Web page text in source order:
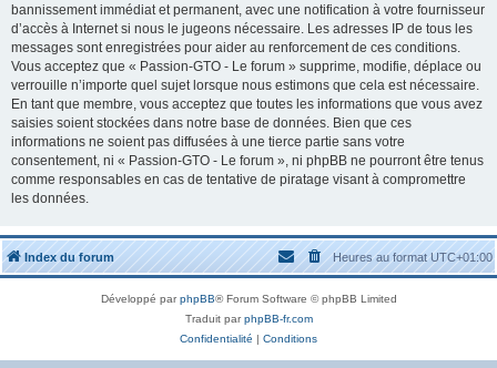
bannissement immédiat et permanent, avec une notification à votre fournisseur
d’accès à Internet si nous le jugeons nécessaire. Les adresses IP de tous les
messages sont enregistrées pour aider au renforcement de ces conditions.
Vous acceptez que « Passion-GTO - Le forum » supprime, modifie, déplace ou
verrouille n’importe quel sujet lorsque nous estimons que cela est nécessaire.
En tant que membre, vous acceptez que toutes les informations que vous avez
saisies soient stockées dans notre base de données. Bien que ces
informations ne soient pas diffusées à une tierce partie sans votre
consentement, ni « Passion-GTO - Le forum », ni phpBB ne pourront être tenus
comme responsables en cas de tentative de piratage visant à compromettre
les données.
Index du forum Heures au formatUTC+01:00
Développé parphpBB® Forum Software © phpBB Limited
Traduit parphpBB-fr.com
Confidentialité | Conditions